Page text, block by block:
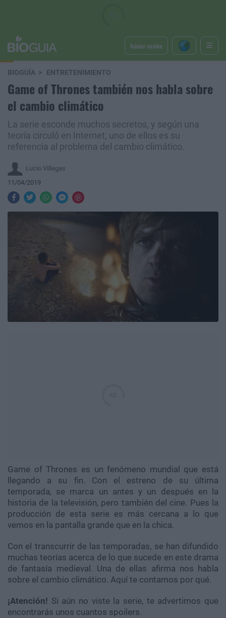
Iniciar sesión
BIOGUÍA ENTRETENIMIENTO
Game of Thrones también nos habla sobre
el cambio climático
La serie esconde muchos secretos, y según una
teoría circuló en Internet, uno de ellos es su
referencia al problema del cambio climático.
Lucio Villegas
11/04/2019
Game of Thrones es un fenómeno mundial que está
llegando a su fin. Con el estreno de su última
temporada, se marca un antes y un después en la
historia de la televisión, pero también del cine. Pues la
producción de esta serie es más cercana a lo que
vemos en la pantalla grande que en la chica.
Con el transcurrir de las temporadas, se han difundido
muchas teorías acerca de lo que sucede en este drama
de fantasía medieval. Una de ellas afirma nos habla
sobre el cambio climático. Aquí te contamos por qué.
¡Atención! Si aún no viste la serie, te advertimos que
encontrarás unos cuantos spoilers.